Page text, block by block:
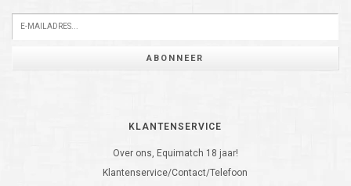
ABONNEER
KLANTENSERVICE
Over ons, Equimatch 18 jaar!
Klantenservice/Contact/Telefoon